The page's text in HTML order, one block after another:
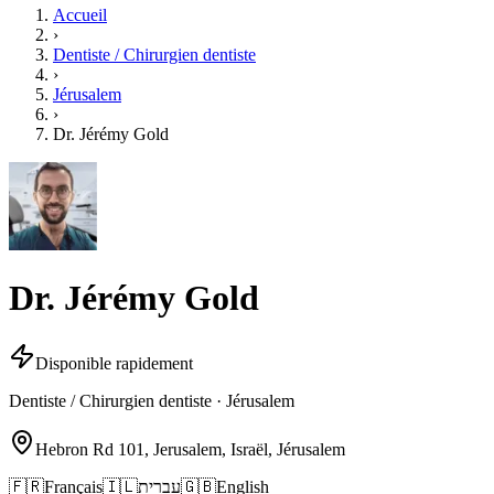
Accueil
›
Dentiste / Chirurgien dentiste
›
Jérusalem
›
Dr. Jérémy Gold
Dr. Jérémy Gold
Disponible rapidement
Dentiste / Chirurgien dentiste · Jérusalem
Hebron Rd 101, Jerusalem, Israël, Jérusalem
🇫🇷Français🇮🇱עברית🇬🇧English